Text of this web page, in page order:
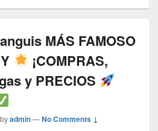
MÁS FAMOSO
¡COMPRAS,
y PRECIOS
byadmin—No Comments ↓